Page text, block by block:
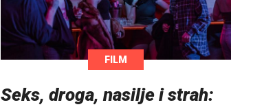
FILM
Seks, droga, nasilje i strah: